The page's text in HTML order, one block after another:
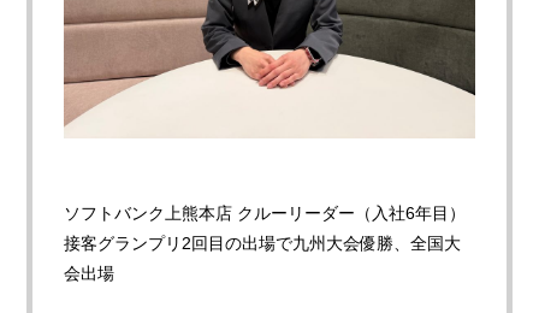
ソフトバンク上熊本店 クルーリーダー（入社6年目）
接客グランプリ2回目の出場で九州大会優勝、全国大
会出場